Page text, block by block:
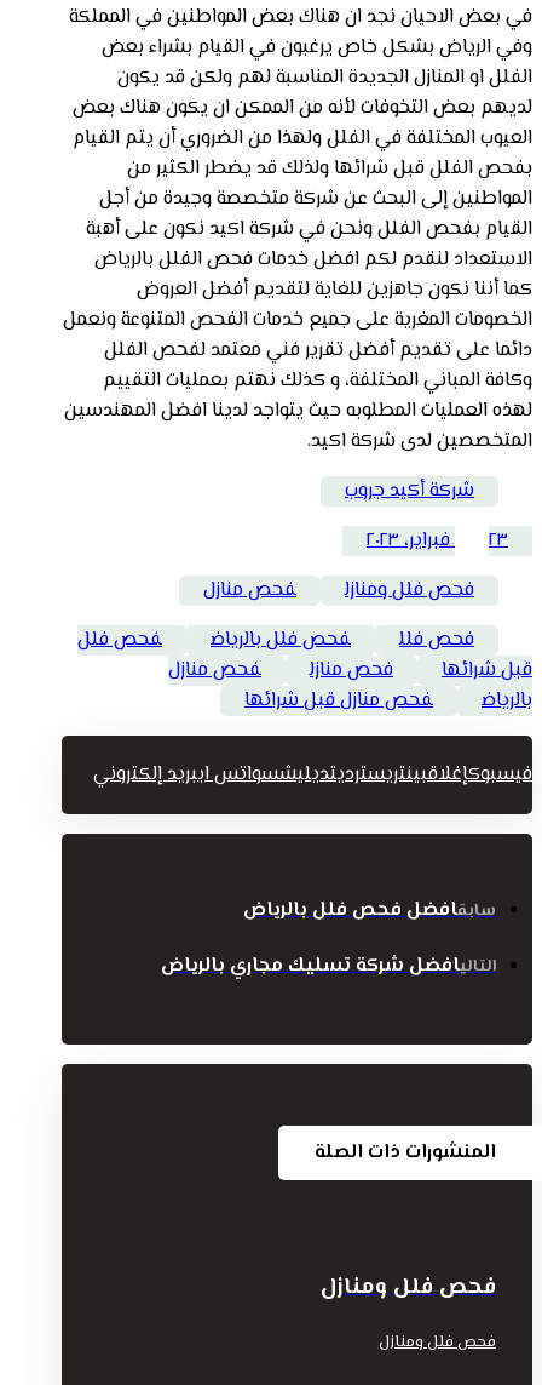
في بعض الاحيان نجد ان هناك بعض المواطنين في المملكة
وفي الرياض بشكل خاص يرغبون في القيام بشراء بعض
الفلل او المنازل الجديدة المناسبة لهم ولكن قد يكون
لديهم بعض التخوفات لأنه من الممكن ان يكون هناك بعض
العيوب المختلفة في الفلل ولهذا من الضروري أن يتم القيام
بفحص الفلل قبل شرائها ولذلك قد يضطر الكثير من
المواطنين إلى البحث عن شركة متخصصة وجيدة من أجل
القيام بفحص الفلل ونحن في شركة اكيد نكون على أهبة
الاستعداد لنقدم لكم افضل خدمات فحص الفلل بالرياض
كما أننا نكون جاهزين للغاية لتقديم أفضل العروض
الخصومات المغرية على جميع خدمات الفحص المتنوعة ونعمل
دائما على تقديم أفضل تقرير فني معتمد لفحص الفلل
وكافة المباني المختلفة، و كذلك نهتم بعمليات التقييم
لهذه العمليات المطلوبه حيث يتواجد لدينا افضل المهندسين
المتخصصين لدى شركة اكيد.
شركة أكيد جروب
٢٣ فبراير، ٢٠٢٣
فحص فلل ومنازل
فحص منازل
فحص فلل
فحص فلل بالرياض
فحص فلل
قبل شرائها
فحص منازل
فحص منازل
بالرياض
فحص منازل قبل شرائها
فيسبوكإغلاقبينتريسترديتديليشسواتس اببريد إلكتروني
سابقافضل فحص فلل بالرياض
التاليافضل شركة تسليك مجاري بالرياض
المنشورات ذات الصلة
فحص فلل ومنازل
فحص فلل ومنازل